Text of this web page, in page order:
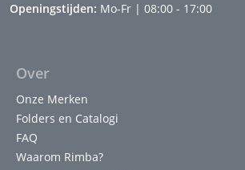
Openingstijden: Mo-Fr | 08:00 - 17:00
Over
Onze Merken
Folders en Catalogi
FAQ
Waarom Rimba?